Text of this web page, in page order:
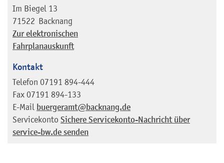
Im Biegel 13
71522 Backnang
Zur elektronischen
Fahrplanauskunft
Kontakt
Telefon 07191 894-444
Fax 07191 894-133
E-Mail buergeramt@backnang.de
Servicekonto Sichere Servicekonto-Nachricht über
service-bw.de senden